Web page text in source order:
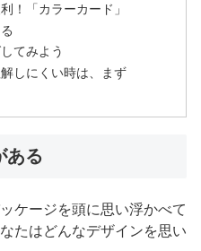
！「カラーカード」
てみよう
しにくい時は、まず
ある
ケージを頭に思い浮かべて
たはどんなデザインを思い